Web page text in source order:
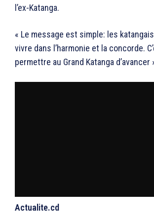
l’ex-Katanga.
« Le message est simple: les
vivre dans l’harmonie et la concorde.
permettre au Grand Katanga d’avancer
Actualite.cd